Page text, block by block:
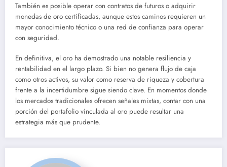
También es posible operar con contratos de futuros o adquirir
monedas de oro certificadas, aunque estos caminos requieren un
mayor conocimiento técnico o una red de confianza para operar
con seguridad.
En definitiva, el oro ha demostrado una notable resiliencia y
rentabilidad en el largo plazo. Si bien no genera flujo de caja
como otros activos, su valor como reserva de riqueza y cobertura
frente a la incertidumbre sigue siendo clave. En momentos donde
los mercados tradicionales ofrecen señales mixtas, contar con una
porción del portafolio vinculada al oro puede resultar una
estrategia más que prudente.